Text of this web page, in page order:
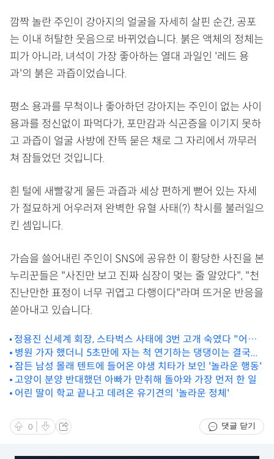
깜짝 놀란 주인이 강아지의 얼굴을 자세히 살핀 순간, 공포
는 이내 허탈한 웃음으로 바뀌었습니다. 붉은 액체의 정체는
피가 아니라, 녀석이 가장 좋아하는 열대 과일인 '레드 용
과'의 붉은 과즙이었습니다.
평소 용과를 무척이나 좋아하던 강아지는 주인이 없는 사이
용과를 정신없이 파먹다가, 포만감과 식곤증을 이기지 못하
고 과즙이 얼굴 사방에 잔뜩 묻은 채로 그 자리에서 까무러
쳐 잠들었던 것입니다.
흰 털에 새빨갛게 물든 과즙과 세상 편하게 뻗어 있는 자세
가 절묘하게 어우러져 완벽한 유혈 사태(?) 착시를 불러일으
킨 셈입니다.
가슴을 쓸어내린 주인이 SNS에 공유한 이 황당한 사진을 본
누리꾼들은 "사진만 보고 진짜 심장이 멎는 줄 알았다", "천
진난만한 표정이 너무 귀엽고 다행이다"라며 뜨거운 반응을
쏟아내고 있습니다.
정용진 신세계 회장, 스타벅스 사태에 3번 고개 숙였다 "어떤
변명도 없는 제 책임"
병원 가자 했더니 5초만에 자는 척 연기하는 댕댕이는 결국...
잠든 남성 몰래 텐트에 들어온 야생 치타가 보인 '놀라운 행동'
고양이 분양 반대했던 아빠가 만취해 돌아와 가장 먼저 한 일
어린 딸이 학교 끝나고 데려온 유기견의 '놀라운 정체'
0 댓글 닫기